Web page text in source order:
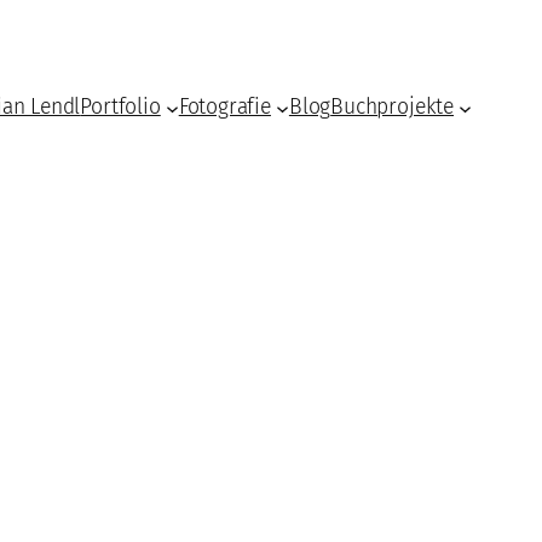
LendlPortfolio Fotografie BlogBuchprojekte